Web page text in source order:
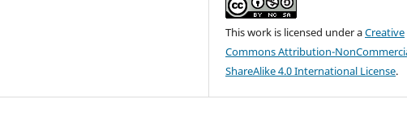
This work is licensed under aCreative
Commons Attribution-
ShareAlike 4.0 International License.